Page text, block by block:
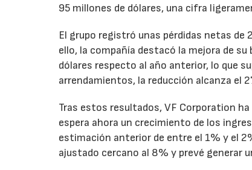
95 millones de dólares, una cifra
El grupo registró unas pérdidas netas
ello, la compañía destacó la mejora de
dólares respecto al año anterior, lo que
arrendamientos, la reducción alcanza el
Tras estos resultados, VF Corporation
espera ahora un crecimiento de los
estimación anterior de entre el 1% y el
ajustado cercano al 8% y prevé generar